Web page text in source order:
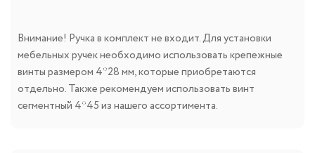
Внимание! Ручка в комплект не входит. Для установки
мебельных ручек необходимо использовать крепежные
винты размером 4*28 мм, которые приобретаются
отдельно. Также рекомендуем использовать винт
сегментный 4*45 из нашего ассортимента.